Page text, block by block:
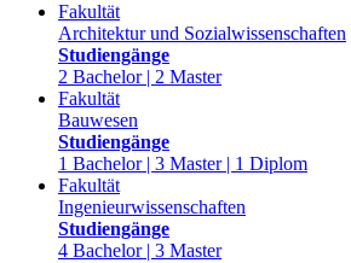
Fakultät
Architektur und Sozialwissenschaften
Studiengänge
2 Bachelor | 2 Master
Fakultät
Bauwesen
Studiengänge
1 Bachelor | 3 Master | 1 Diplom
Fakultät
Ingenieurwissenschaften
Studiengänge
4 Bachelor | 3 Master